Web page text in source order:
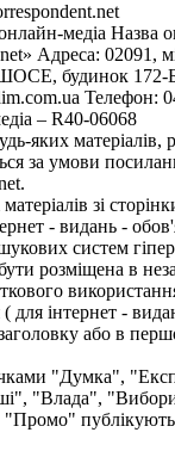
медіа Назва
Адреса: 02091,
будинок 172-Б,
Телефон:
– R40-06068
яких матеріалів,
за умови
зі
- видань -
систем
розміщена в
для інтернет -
або в
"Думка",
"Влада",